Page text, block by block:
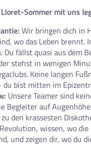
Sommer mit uns
Wir bringen dich in
wo das Leben brennt.
Du fällst quasi aus dem
stehst in wenigen
Keine langen
bist mitten im
Unsere Teamer sind
Begleiter auf
den krassesten
wissen, wo
und zeigen dir, wo du